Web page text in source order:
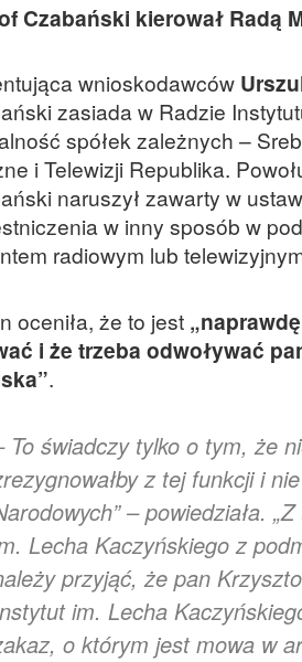
Czabański kierował Radą
wnioskodawców
zasiada w Radzie
spółek zależnych –
i Telewizji Republika.
naruszył zawarty w
w inny sposób w
radiowym lub
oceniła, że to jest
i że trzeba odwoływać
.
To świadczy tylko o tym, że
z tej funkcji i
– powiedziała.
Lecha Kaczyńskiego z
przyjąć, że pan
im. Lecha
o którym jest mowa w